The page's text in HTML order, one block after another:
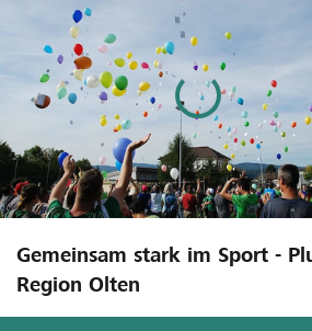
Gemeinsam stark im Sport -
Region Olten